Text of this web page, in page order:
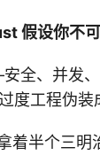
假设你不
全、并发
度工程伪装
着半个三